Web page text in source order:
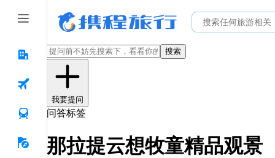
搜索
我要提问
问答标签
那拉提云想牧童精品观景